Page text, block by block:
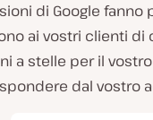
di Google
ai vostri clienti
a stelle per il
dal vostro